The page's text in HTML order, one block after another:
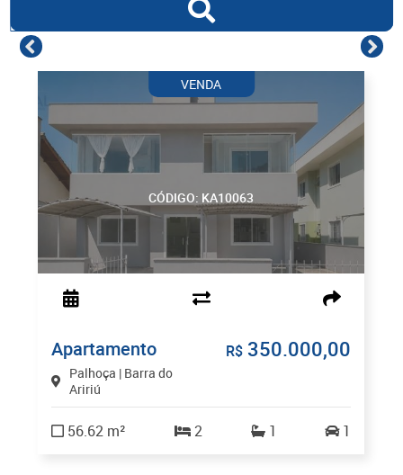
CÓDIGO: KA10063
VENDA
Apartamento
Palhoça | Barra do
Aririú
R$ 350.000,00
56.62 m² 2 1 1